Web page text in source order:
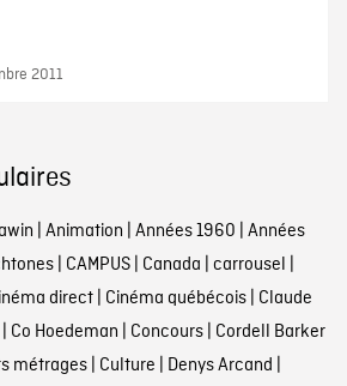
2011
| Animation | Années 1960 | Années
| CAMPUS| Canada | carrousel |
direct| Cinéma québécois| Claude
| Co Hoedeman | Concours| Cordell Barker
métrages| Culture | Denys Arcand |